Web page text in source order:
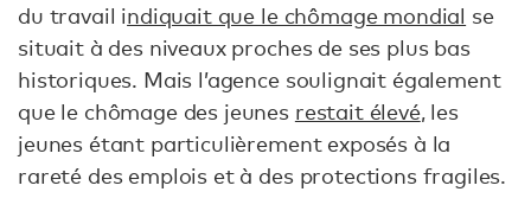
du travail indiquait que le chômage mondial se
situait à des niveaux proches de ses plus bas
historiques. Mais l’agence soulignait également
que le chômage des jeunes restait élevé, les
jeunes étant particulièrement exposés à la
rareté des emplois et à des protections fragiles.